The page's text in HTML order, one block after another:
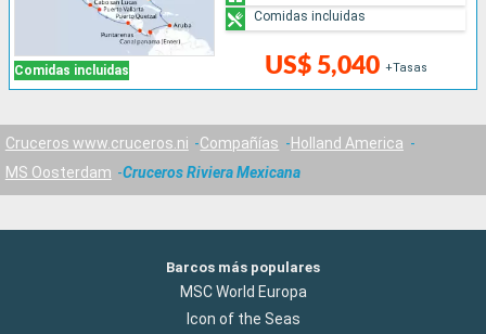
Comidas incluidas US$ 5,040 +Tasas
Comidas incluidas
Cruceros www.cruceros.ni Compañías
Holland America
MS Oosterdam
Cruceros Riviera Mexicana
Barcos más populares
MSC World Europa
Icon of the Seas